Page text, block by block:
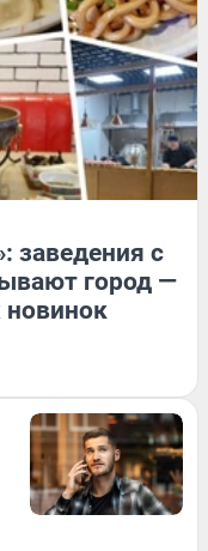
заведения с
город —